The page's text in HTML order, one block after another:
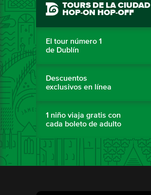
TOURS DE LA CIUDAD
HOP-ON HOP-OFF
El tour número 1
de Dublín
Descuentos
exclusivos en línea
1 niño viaja gratis con
cada boleto de adulto